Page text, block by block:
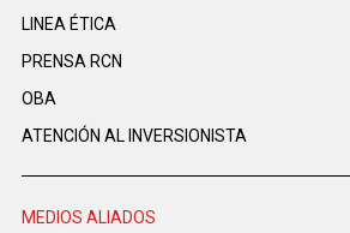
LINEA ÉTICA
PRENSA RCN
OBA
ATENCIÓN AL INVERSIONISTA
MEDIOS ALIADOS